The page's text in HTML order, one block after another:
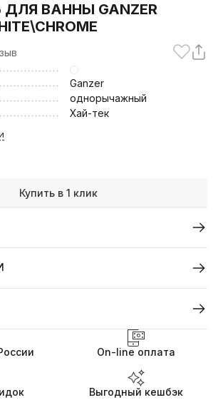
ВАННЫ GANZER
Ganzer
однорычажный
Хай-тек
Купить в 1 клик
On-line оплата
Выгодный кешбэк